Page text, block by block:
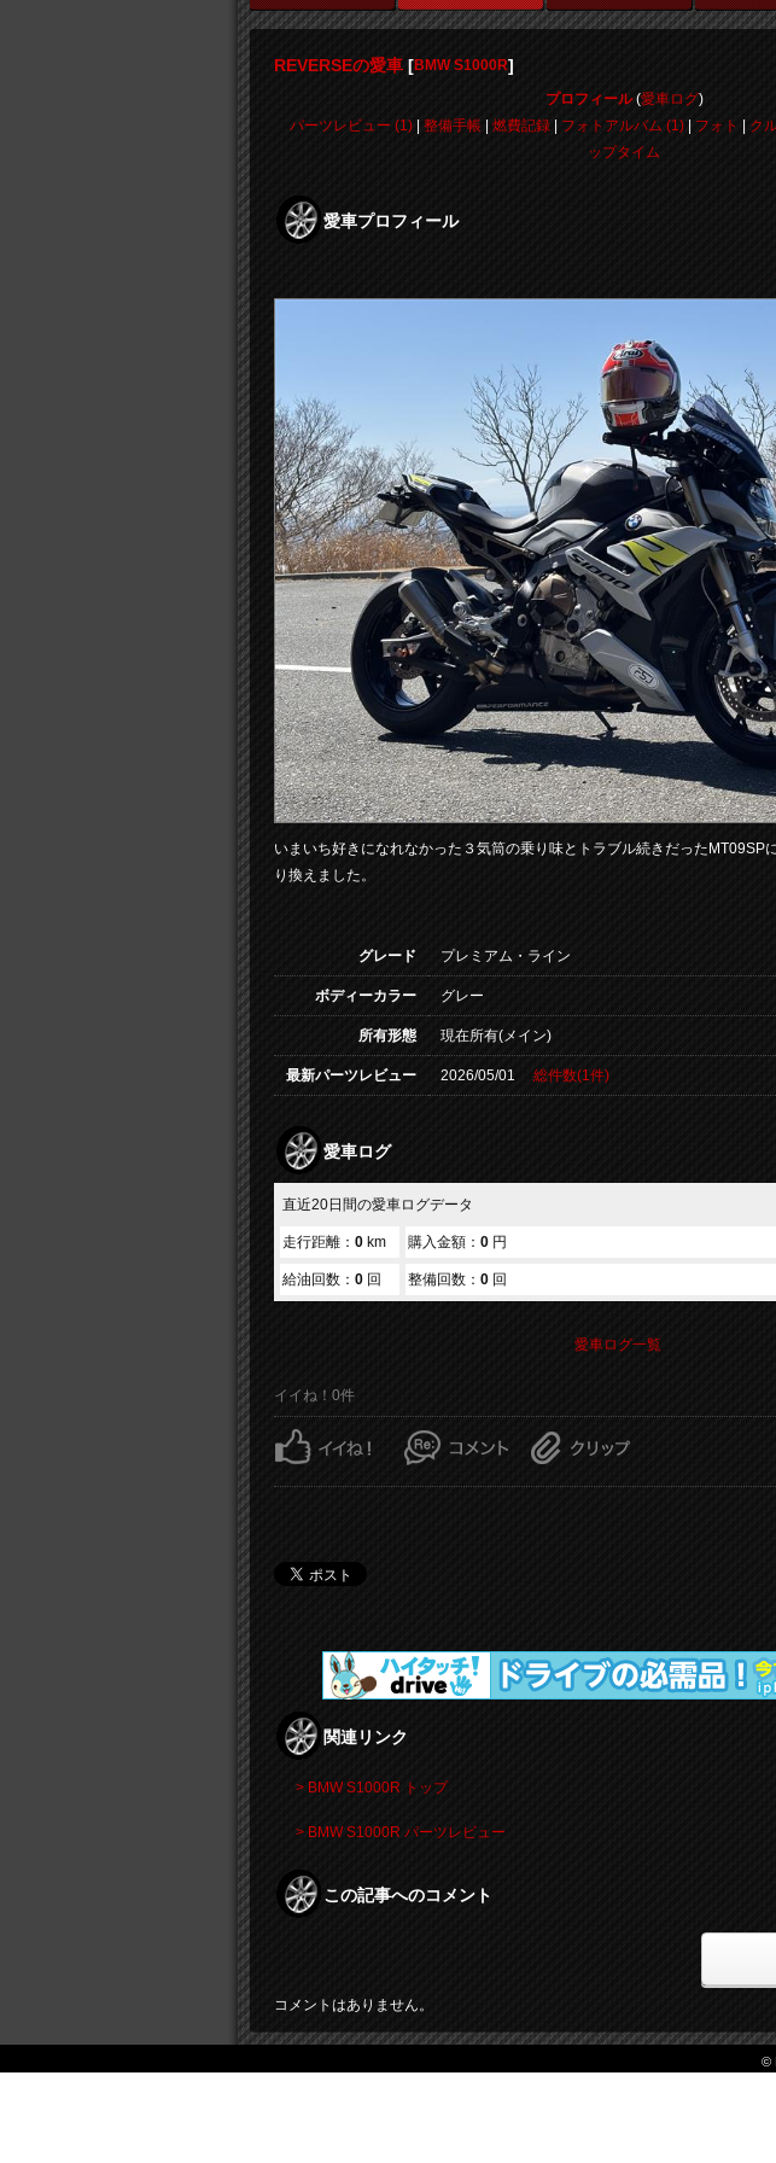
REVERSEの愛車 [BMW S1000R]
プロフィール(愛車ログ)
パーツレビュー (1)| 整備手帳| 燃費記録| フォトアルバム (1)| フォト ク
ップタイム
愛車プロフィール
いまいち好きになれなかった３気筒の乗り味とトラブル続きだったMT09SP
り換えました。
グレード プレミアム・ライン
ボディーカラー グレー
所有形態 現在所有(メイン)
最新パーツレビュー 2026/05/01 総件数(1件)
愛車ログ
直近20日間の愛車ログデータ
走行距離： 0 km 購入金額： 0 円
給油回数： 0 回 整備回数： 0 回
愛車ログ一覧
イイね！0件
関連リンク
> BMW S1000R トップ
> BMW S1000R パーツレビュー
この記事へのコメント
コメントはありません。
©